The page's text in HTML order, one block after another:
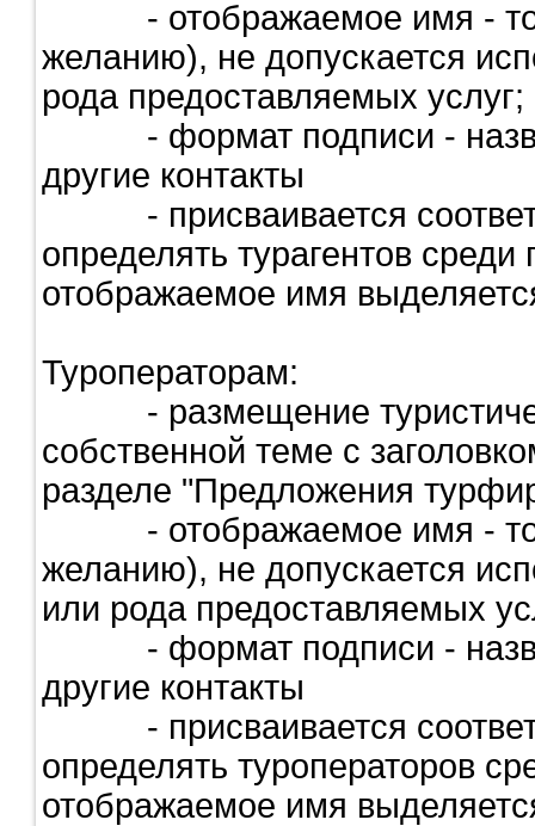
- отображаемое имя -
желанию), не допускается
рода предоставляемых услуг;
- формат подписи -
другие контакты
- присваивается
определять турагентов среди
отображаемое имя
Туроператорам:
- размещение
собственной теме с
разделе "Предложения
- отображаемое имя -
желанию), не допускается
или рода предоставляемых
- формат подписи -
другие контакты
- присваивается
определять туроператоров
отображаемое имя